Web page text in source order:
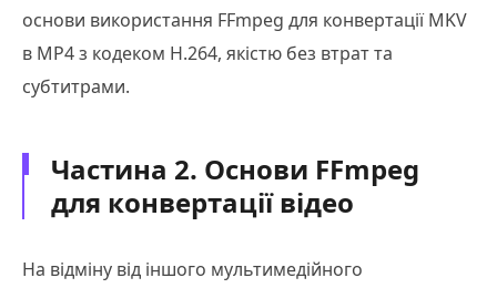
основи використання FFmpeg для конвертації MKV
в MP4 з кодеком H.264, якістю без втрат та
субтитрами.
Частина 2. Основи FFmpeg
для конвертації відео
На відміну від іншого мультимедійного